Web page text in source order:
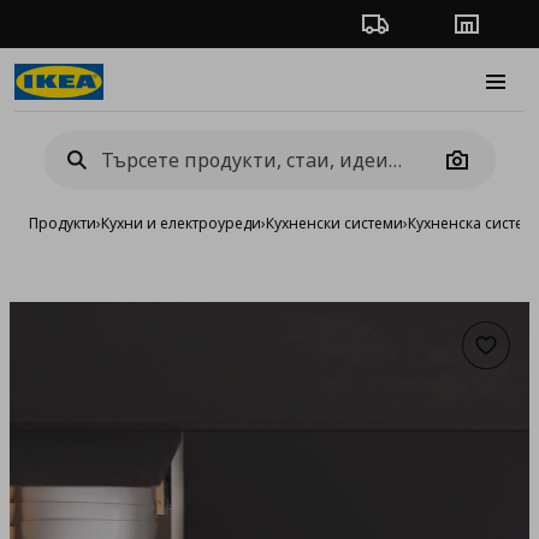
Проследяване на
Camera
Продукти›Кухни и електроуреди›Кухненски системи›Кухненска